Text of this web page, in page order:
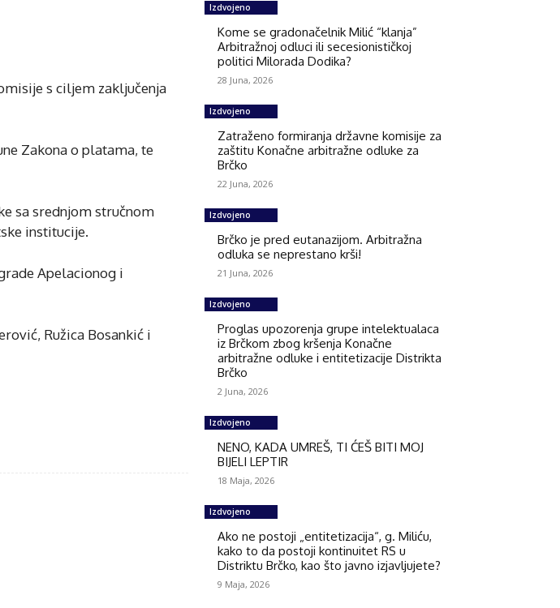
s ciljem zaključenja
Zakona o platama, te
sa srednjom stručnom
institucije.
Apelacionog i
Ružica Bosankić i
Izdvojeno
Kome se gradonačelnik Milić “klanja”
Arbitražnoj odluci ili secesionističkoj
politici Milorada Dodika?
28 Juna, 2026
Izdvojeno
Zatraženo formiranja državne komisije za
zaštitu Konačne arbitražne odluke za
Brčko
22 Juna, 2026
Izdvojeno
Brčko je pred eutanazijom. Arbitražna
odluka se neprestano krši!
21 Juna, 2026
Izdvojeno
Proglas upozorenja grupe intelektualaca
iz Brčkom zbog kršenja Konačne
arbitražne odluke i entitetizacije Distrikta
Brčko
2 Juna, 2026
Izdvojeno
NENO, KADA UMREŠ, TI ĆEŠ BITI MOJ
BIJELI LEPTIR
18 Maja, 2026
Izdvojeno
Ako ne postoji „entitetizacija“, g. Miliću,
kako to da postoji kontinuitet RS u
Distriktu Brčko, kao što javno izjavljujete?
9 Maja, 2026